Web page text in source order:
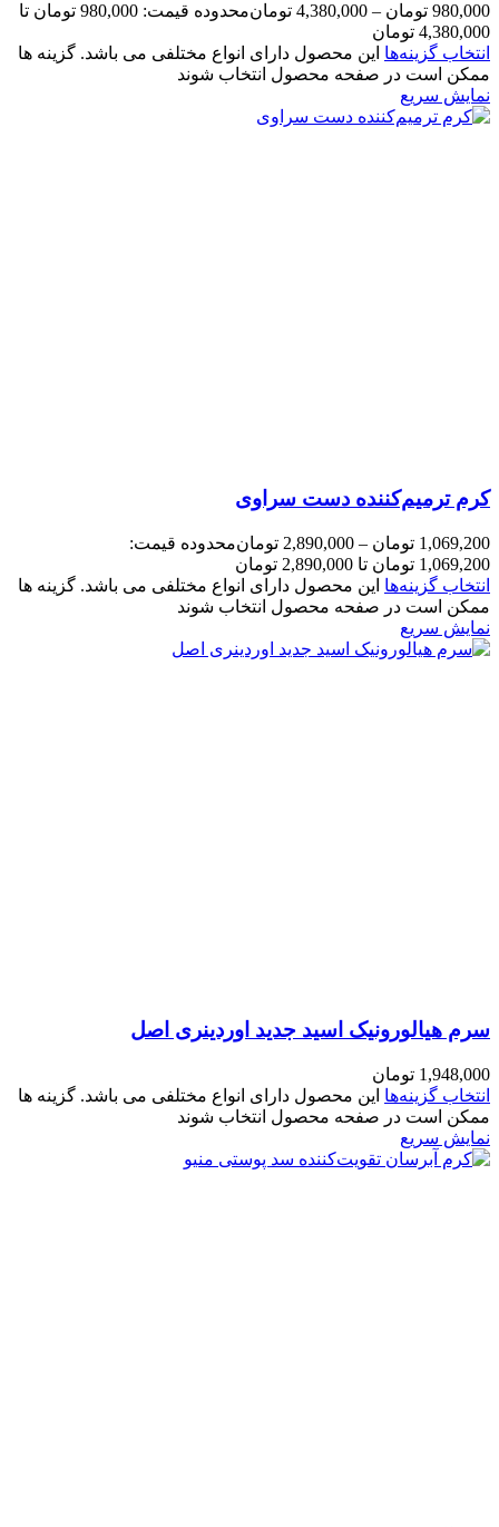
980,000 تومان –
4,380,000 تومان
محدوده قیمت: 980,000 تومان تا
4,380,000 تومان
انتخاب گزینه‌ها این محصول دارای انواع مختلفی می باشد. گزینه ها
ممکن است در صفحه محصول انتخاب شوند
نمایش سریع
کرم ترمیم‌کننده دست سراوی
1,069,200 تومان –
2,890,000 تومانمحدوده قیمت:
1,069,200 تومان تا 2,890,000 تومان
انتخاب گزینه‌ها این محصول دارای انواع مختلفی می باشد. گزینه ها
ممکن است در صفحه محصول انتخاب شوند
نمایش سریع
سرم هیالورونیک اسید جدید اوردینری اصل
1,948,000 تومان
انتخاب گزینه‌ها این محصول دارای انواع مختلفی می باشد. گزینه ها
ممکن است در صفحه محصول انتخاب شوند
نمایش سریع